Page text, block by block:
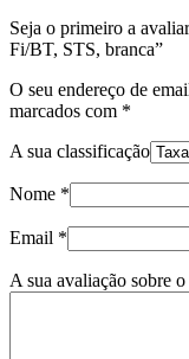
Seja o primeiro a
Fi/BT, STS, branca”
O seu endereço de
marcados com *
A sua classificação
Nome *
Email *
A sua avaliação sobre